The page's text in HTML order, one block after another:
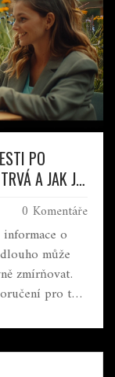
PO
A JAK JI
0 Komentáře
o
může
zmírňovat.
pro ty,
po